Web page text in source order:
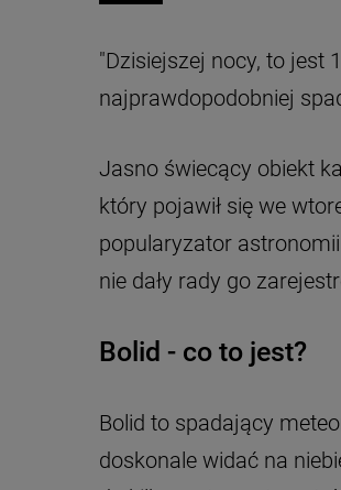
"Dzisiejszej nocy, to jest
najprawdopodobniej
Jasno świecący obiekt
który pojawił się we
popularyzator
nie dały rady go
Bolid - co to jest?
Bolid to spadający
doskonale widać na